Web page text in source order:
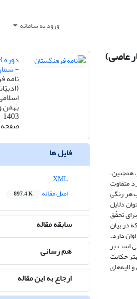
ورود به سامانه
عاصی)
همچنین،
متفاوت
هر رنگی
دلایل
تحقّق
در بیان
دارد.
است بر
حکایت
لایه‌های
-
نامه
بهمن
1403
صفحه
فایل ها
اصل مقاله
897.4 K
سابقه مقاله
هم رسانی
ارجاع به این مقاله